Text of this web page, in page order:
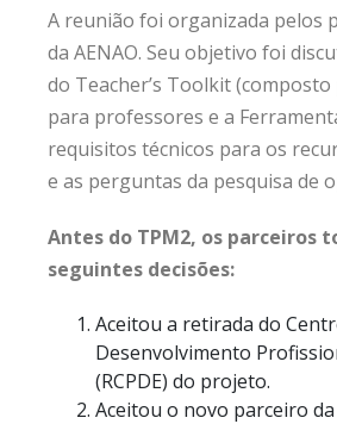
A reunião foi organizada pelos
da AENAO. Seu objetivo foi
do Teacher’s Toolkit
para professores e a
requisitos técnicos para os
e as perguntas da pesquisa de
Antes do TPM2, os parceiros
seguintes decisões:
Aceitou a retirada do
Desenvolvimento
(RCPDE) do projeto.
Aceitou o novo parceiro da